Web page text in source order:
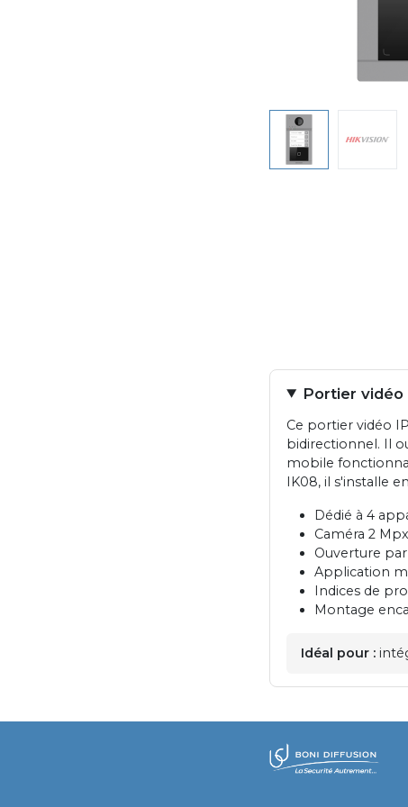
Portier
Ce portier vidéo
bidirectionnel. Il
mobile
IK08, il s'installe
Dédié à 4
Caméra 2
Ouverture
Application
Indices de
Montage
Idéal pour :